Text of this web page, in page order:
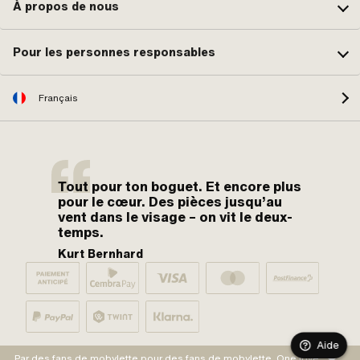
À propos de nous
Pour les personnes responsables
Français
Tout pour ton boguet. Et encore plus
pour le cœur. Des pièces jusqu’au
vent dans le visage – on vit le deux-
temps.
Kurt Bernhard
Aide